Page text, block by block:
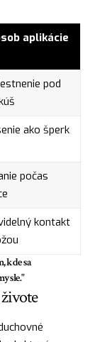
aplikácie
pod
ako šperk
počas
kontakt
kde sa